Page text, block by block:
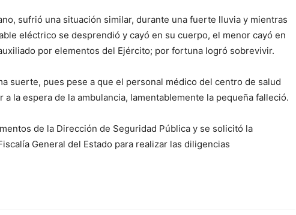
sufrió una situación similar, durante una fuerte lluvia y mientras
eléctrico se desprendió y cayó en su cuerpo, el menor cayó en
por elementos del Ejército; por fortuna logró sobrevivir.
suerte, pues pese a que el personal médico del centro de salud
a la espera de la ambulancia, lamentablemente la pequeña falleció.
de la Dirección de Seguridad Pública y se solicitó la
General del Estado para realizar las diligencias